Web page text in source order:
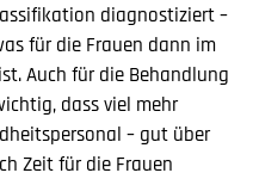
diagnostiziert –
für die Frauen dann im
Auch für die Behandlung
dass viel mehr
– gut über
Zeit für die Frauen